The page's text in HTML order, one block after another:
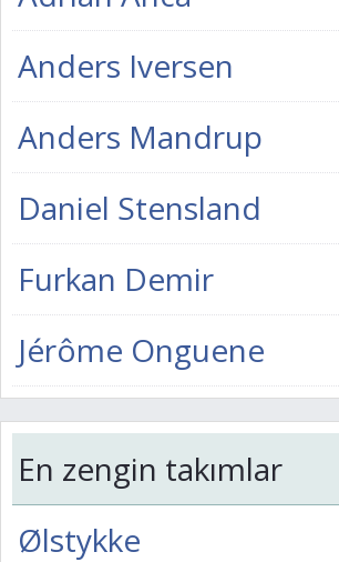
Anders Iversen
Anders Mandrup
Daniel Stensland
Furkan Demir
Jérôme Onguene
En zengin takımlar
Ølstykke